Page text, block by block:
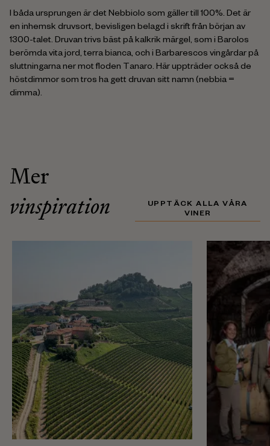
I båda ursprungen är det Nebbiolo som gäller till 100%. Det är
en inhemsk druvsort, bevisligen belagd i skrift från början av
1300-talet. Druvan trivs bäst på kalkrik märgel, som i Barolos
berömda vita jord, terra bianca, och i Barbarescos vingårdar på
sluttningarna ner mot floden Tanaro. Här uppträder också de
höstdimmor som tros ha gett druvan sitt namn (nebbia =
dimma).
Mer
vinspiration
UPPTÄCK ALLA VÅRA
VINER